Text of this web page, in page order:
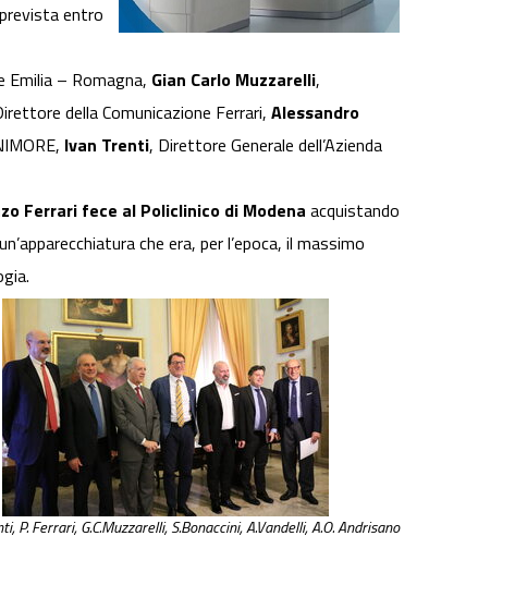
entro
Emilia – Romagna, Gian Carlo Muzzarelli,
della Comunicazione Ferrari, Alessandro
Ivan Trenti, Direttore Generale dell’Azienda
Ferrari fece al Policlinico di Modena acquistando
che era, per l’epoca, il massimo
P. Ferrari, G.C.Muzzarelli, S.Bonaccini, A.Vandelli, A.O. Andrisano